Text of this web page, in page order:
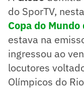
do SporTV,
Copa do
estava na
ingressou ao
locutores
Olímpicos do